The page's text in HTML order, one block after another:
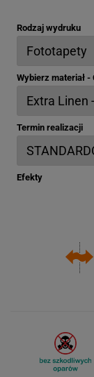
Rodzaj wydruku
Wybierz materiał
Termin realizacji
Efekty